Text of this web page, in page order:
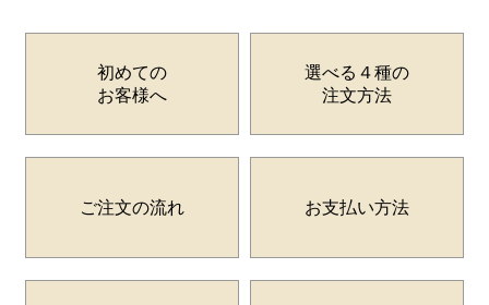
初めての
お客様へ
選べる４種の
注文方法
ご注文の流れ お支払い方法